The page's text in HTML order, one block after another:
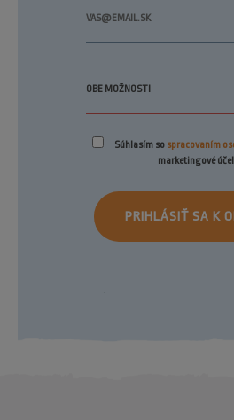
Súhlasím so spracovaním
marketingové
PRIHLÁSIŤ SA K